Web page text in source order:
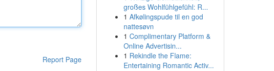
Report Page
großes Wohlfühlgefühl: R...
1 Afkølingspude til en god
nattesøvn
1 Complimentary Platform &
Online Advertisin...
1 Rekindle the Flame:
Entertaining Romantic Activ...